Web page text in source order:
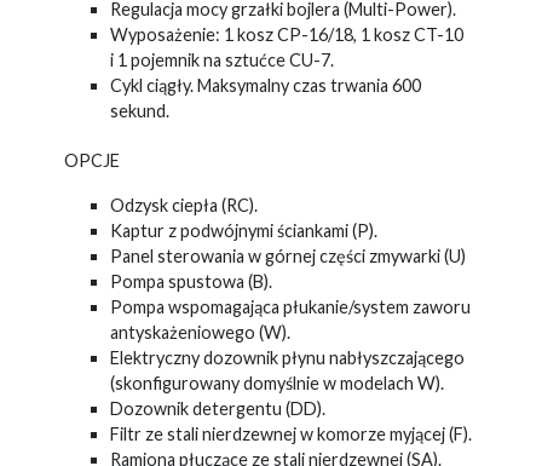
Regulacja mocy grzałki bojlera (Multi-Power).
Wyposażenie: 1 kosz CP-16/18, 1 kosz CT-10
i 1 pojemnik na sztućce CU-7.
Cykl ciągły. Maksymalny czas trwania 600
sekund.
OPCJE
Odzysk ciepła (RC).
Kaptur z podwójnymi ściankami (P).
Panel sterowania w górnej części zmywarki (U)
Pompa spustowa (B).
Pompa wspomagająca płukanie/system zaworu
antyskażeniowego (W).
Elektryczny dozownik płynu nabłyszczającego
(skonfigurowany domyślnie w modelach W).
Dozownik detergentu (DD).
Filtr ze stali nierdzewnej w komorze myjącej (F).
Ramiona płuczące ze stali nierdzewnej (SA).